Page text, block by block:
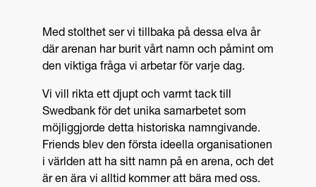
Med stolthet ser vi tillbaka på dessa elva år
där arenan har burit vårt namn och påmint om
den viktiga fråga vi arbetar för varje dag.
Vi vill rikta ett djupt och varmt tack till
Swedbank för det unika samarbetet som
möjliggjorde detta historiska namngivande.
Friends blev den första ideella organisationen
i världen att ha sitt namn på en arena, och det
är en ära vi alltid kommer att bära med oss.